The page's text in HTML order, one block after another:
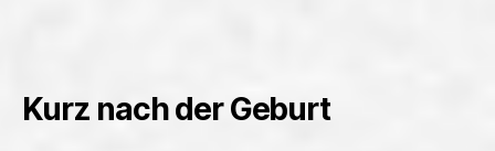
Kurz nach der Geburt